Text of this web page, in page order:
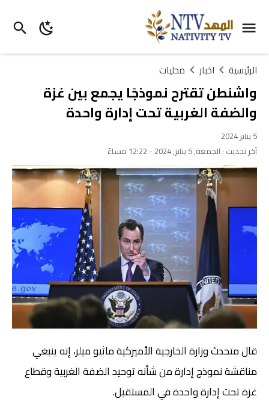
الرئيسية اخبار محليات
واشنطن تقترح نموذجًا يجمع بين غزة
والضفة الغربية تحت إدارة واحدة
5 يناير 2024
آخر تحديث : الجمعة, 5 يناير, 2024 - 12:22 مساءً
قال متحدث وزارة الخارجية الأميركية ماثيو ميلر، إنه ينبغي
مناقشة نموذج إدارة من شأنه توحيد الضفة الغربية وقطاع
غزة تحت إدارة واحدة في المستقبل.